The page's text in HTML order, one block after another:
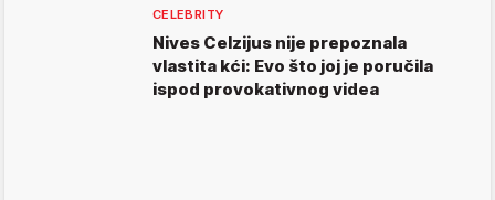
CELEBRITY
Nives Celzijus nije prepoznala
vlastita kći: Evo što joj je poručila
ispod provokativnog videa